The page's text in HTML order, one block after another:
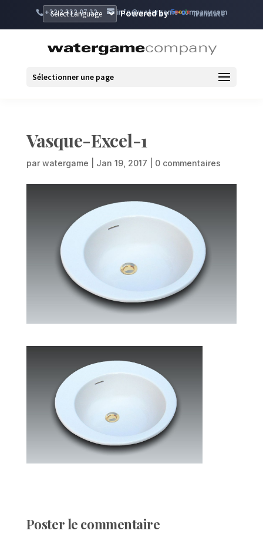
+32 2 332 07 32 info@watergame-company.com
Powered by Translate
Sélectionner une page
Vasque-Excel-1
par watergame Jan 19, 2017 0 commentaires
Poster le commentaire